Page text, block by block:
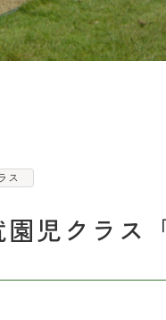
公開行事
WEB出願について
よくあるご質問
ス
児クラス